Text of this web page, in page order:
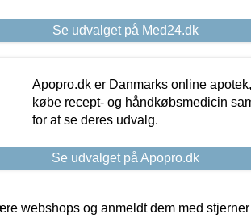
Se udvalget på Med24.dk
Apopro.dk er Danmarks online
købe recept- og håndkøbsmedicin
for at se deres udvalg.
Se udvalget på Apopro.dk
webshops og anmeldt dem med